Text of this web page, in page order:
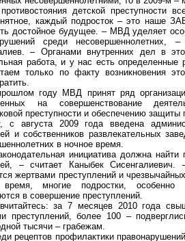
детской преступности
каждый подросток – это наше
достойное будущее. – МВД уделяет
среди несовершеннолетних, –
– Органами внутренних дел в
работа, и у нас есть определенные
только по факту возникновения
году МВД принят ряд
на совершенствование
преступности и обеспечению
с августа 2009 года введена
и собственников развлекательных
в ночное время.
инициатива должна
– считает Каныбек
жертвами преступлений и
время, многие подростки, особенно
в совершение преступлений.
за 7 месяцев 2010 года
преступлений, более 100 –
тысячи – грабежам.
рецептов профилактики